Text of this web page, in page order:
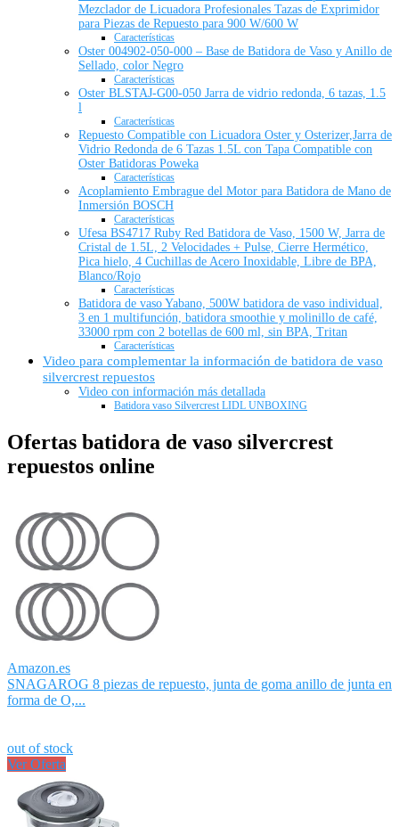
Mezclador de Licuadora Profesionales Tazas de Exprimidor
para Piezas de Repuesto para 900 W/600 W
Características
Oster 004902-050-000 – Base de Batidora de Vaso y Anillo de
Sellado, color Negro
Características
Oster BLSTAJ-G00-050 Jarra de vidrio redonda, 6 tazas, 1.5
l
Características
Repuesto Compatible con Licuadora Oster y Osterizer,Jarra de
Vidrio Redonda de 6 Tazas 1.5L con Tapa Compatible con
Oster Batidoras Poweka
Características
Acoplamiento Embrague del Motor para Batidora de Mano de
Inmersión BOSCH
Características
Ufesa BS4717 Ruby Red Batidora de Vaso, 1500 W, Jarra de
Cristal de 1.5L, 2 Velocidades + Pulse, Cierre Hermético,
Pica hielo, 4 Cuchillas de Acero Inoxidable, Libre de BPA,
Blanco/Rojo
Características
Batidora de vaso Yabano, 500W batidora de vaso individual,
3 en 1 multifunción, batidora smoothie y molinillo de café,
33000 rpm con 2 botellas de 600 ml, sin BPA, Tritan
Características
Video para complementar la información de batidora de vaso
silvercrest repuestos
Video con información más detallada
Batidora vaso Silvercrest LIDL UNBOXING
Ofertas batidora de vaso silvercrest
repuestos online
Amazon.es
SNAGAROG 8 piezas de repuesto, junta de goma anillo de junta en
forma de O,...
out of stock
Ver Oferta